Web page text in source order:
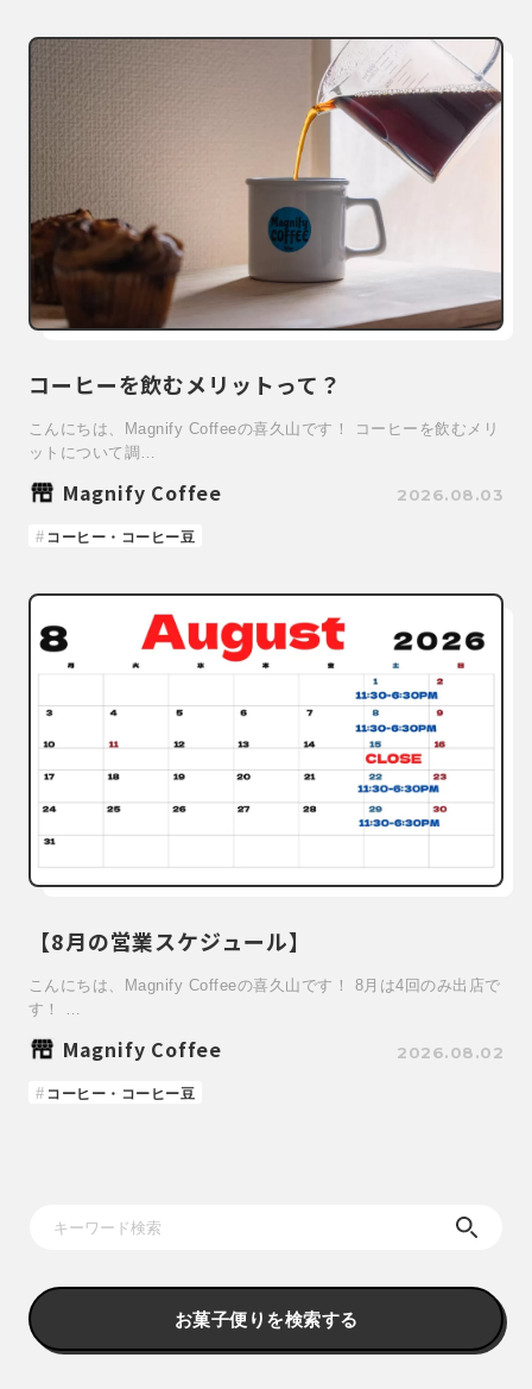
コーヒーを飲むメリットって？
こんにちは、Magnify Coffeeの喜久山です！ コーヒーを飲むメリ
ットについて調…
Magnify Coffee 2026.08.03
コーヒー・コーヒー豆
【8月の営業スケジュール】
こんにちは、Magnify Coffeeの喜久山です！ 8月は4回のみ出店で
す！ …
Magnify Coffee 2026.08.02
コーヒー・コーヒー豆
お菓子便りを検索する